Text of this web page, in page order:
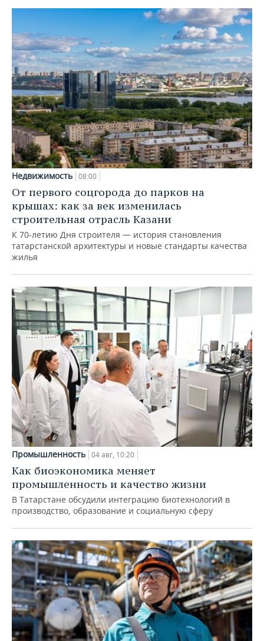
Недвижимость 08:00
От первого соцгорода до парков на
крышах: как за век изменилась
строительная отрасль Казани
К 70-летию Дня строителя — история становления
татарстанской архитектуры и новые стандарты качества
жилья
Промышленность 04 авг, 10:20
Как биоэкономика меняет
промышленность и качество жизни
В Татарстане обсудили интеграцию биотехнологий в
производство, образование и социальную сферу